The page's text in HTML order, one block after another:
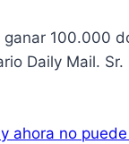
100.000
Daily Mail.
ahora no